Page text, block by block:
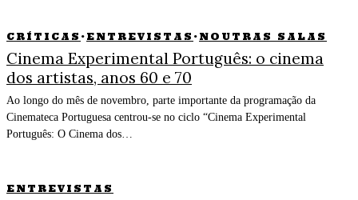
CRÍTICAS · ENTREVISTAS · NOUTRAS SALAS
Cinema Experimental Português: o cinema
dos artistas, anos 60 e 70
Ao longo do mês de novembro, parte importante da programação da
Cinemateca Portuguesa centrou-se no ciclo “Cinema Experimental
Português: O Cinema dos…
ENTREVISTAS